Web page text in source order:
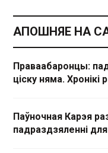
АПОШНЯЕ НА
Праваабаронцы:
ціску няма. Хронікі
Паўночная Карэя
падраздзяленні